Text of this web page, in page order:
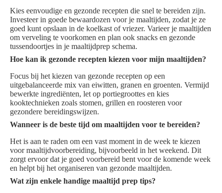
Kies eenvoudige en gezonde recepten die snel te bereiden zijn.
Investeer in goede bewaardozen voor je maaltijden, zodat je ze
goed kunt opslaan in de koelkast of vriezer. Varieer je maaltijden
om verveling te voorkomen en plan ook snacks en gezonde
tussendoortjes in je maaltijdprep schema.
Hoe kan ik gezonde recepten kiezen voor mijn maaltijden?
Focus bij het kiezen van gezonde recepten op een
uitgebalanceerde mix van eiwitten, granen en groenten. Vermijd
bewerkte ingrediënten, let op portiegroottes en kies
kooktechnieken zoals stomen, grillen en roosteren voor
gezondere bereidingswijzen.
Wanneer is de beste tijd om maaltijden voor te bereiden?
Het is aan te raden om een vast moment in de week te kiezen
voor maaltijdvoorbereiding, bijvoorbeeld in het weekend. Dit
zorgt ervoor dat je goed voorbereid bent voor de komende week
en helpt bij het organiseren van gezonde maaltijden.
Wat zijn enkele handige maaltijd prep tips?